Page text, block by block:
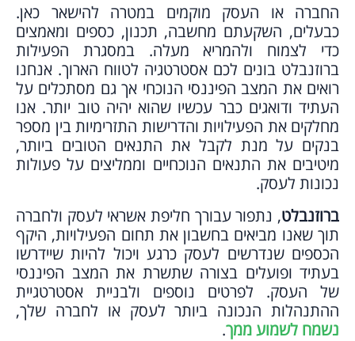
החברה או העסק מוקמים במטרה להישאר כאן.
כבעלים, השקעתם מחשבה, תכנון, כספים ומאמצים
כדי לצמוח ולהמריא מעלה. במסגרת הפעילות
ברוזנבלט בונים לכם אסטרטגיה לטווח הארוך. אנחנו
רואים את המצב הפיננסי הנוכחי אך גם מסתכלים על
העתיד ודואגים כבר עכשיו שהוא יהיה טוב יותר. אנו
מחלקים את הפעילויות והדרישות התזרימיות בין מספר
בנקים על מנת לקבל את התנאים הטובים ביותר,
מיטיבים את התנאים הנוכחיים וממליצים על פעולות
נכונות לעסק.
ברוזנבלט, נתפור עבורך חליפת אשראי לעסק ולחברה
תוך שאנו מביאים בחשבון את תחום הפעילויות, היקף
הכספים שנדרשים לעסק כרגע ויכול להיות שיידרשו
בעתיד ופועלים בצורה שתשרת את המצב הפיננסי
של העסק. לפרטים נוספים ולבניית אסטרטגיית
ההתנהלות הנכונה ביותר לעסק או לחברה שלך,
נשמח לשמוע ממך.